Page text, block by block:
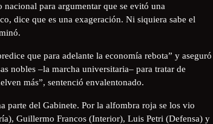
para argumentar que se evitó una
dice que es una exageración. Ni siquiera sabe el
que para adelante la economía rebota” y aseguró
nobles –la marcha universitaria– para tratar de
más”, sentenció envalentonado.
parte del Gabinete. Por la alfombra roja se los vio
Guillermo Francos (Interior), Luis Petri (Defensa) y